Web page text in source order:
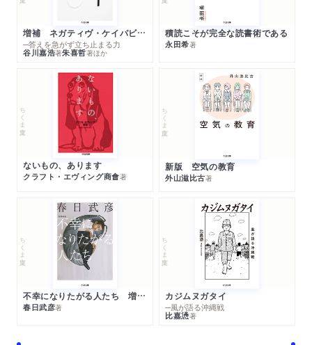
増補 ネガティヴ・ケイパビリティで生きる
─答えを急がず立ち止まる力
谷川嘉浩著朱喜哲著ほか
積読こそが完全な読書術である
永田希著
ちくま文庫
ないもの、あります
クラフト・エヴィング商會著
ちくま文庫
新版 空気の教育
外山滋比古著
ちくま文庫
不幸になりたがる人たち 増補新版
春日武彦著
ちくま文庫
カジムヌガタイ
─風が語る沖縄戦
比嘉慂著